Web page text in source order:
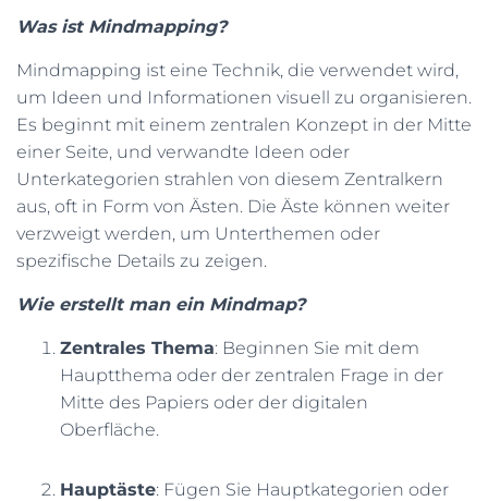
Was ist Mindmapping?
Mindmapping ist eine Technik, die verwendet wird,
um Ideen und Informationen visuell zu organisieren.
Es beginnt mit einem zentralen Konzept in der Mitte
einer Seite, und verwandte Ideen oder
Unterkategorien strahlen von diesem Zentralkern
aus, oft in Form von Ästen. Die Äste können weiter
verzweigt werden, um Unterthemen oder
spezifische Details zu zeigen.
Wie erstellt man ein Mindmap?
Zentrales Thema: Beginnen Sie mit dem
Hauptthema oder der zentralen Frage in der
Mitte des Papiers oder der digitalen
Oberfläche.
Hauptäste: Fügen Sie Hauptkategorien oder